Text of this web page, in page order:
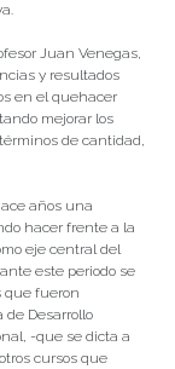
Juan Venegas,
y resultados
en el quehacer
mejorar los
de cantidad,
años una
hacer frente a la
eje central del
este periodo se
que fueron
de Desarrollo
-que se dicta a
cursos que